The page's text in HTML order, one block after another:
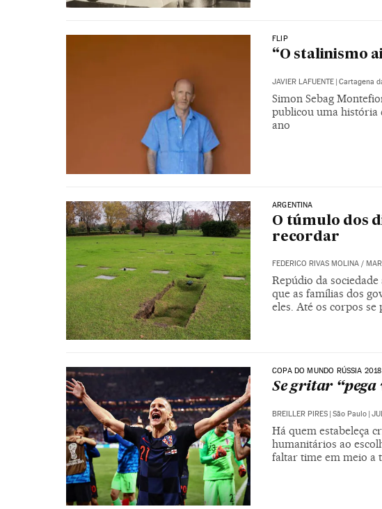
FLIP
“O stalinismo
JAVIER LAFUENTE Cartagena
Simon Sebag
publicou uma história
ano
ARGENTINA
O túmulo dos
recordar
FEDERICO RIVAS MOLINA/
Repúdio da
que as famílias dos
eles. Até os corpos
COPA DO MUNDO RÚSSIA 2018
Se gritar “pega
BREILLER PIRES São Paulo
Há quem estabeleça
humanitários ao
faltar time em meio a